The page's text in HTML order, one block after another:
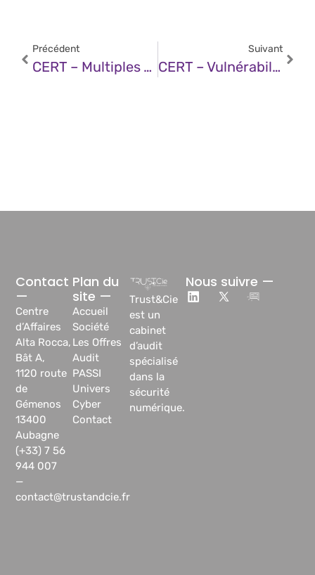
Précédent
CERT – Multiples Vulnérabilités Dans Les Produits Cisco (22 Mai 2025)
Suivant
CERT – Vulnérabilité Dans ISC BIND (22 Mai 2025)
Trust&Cie
est un
cabinet
d’audit
spécialisé
dans la
sécurité
numérique.
Plan du
site —
Accueil
Société
Les Offres
Audit
PASSI
Univers
Cyber
Contact
Contact
—
Centre
d’Affaires
Alta Rocca,
Bât A,
1120 route
de
Gémenos
13400
Aubagne
(+33) 7 56
944 007
—
contact@trustandcie.fr
Nous suivre —